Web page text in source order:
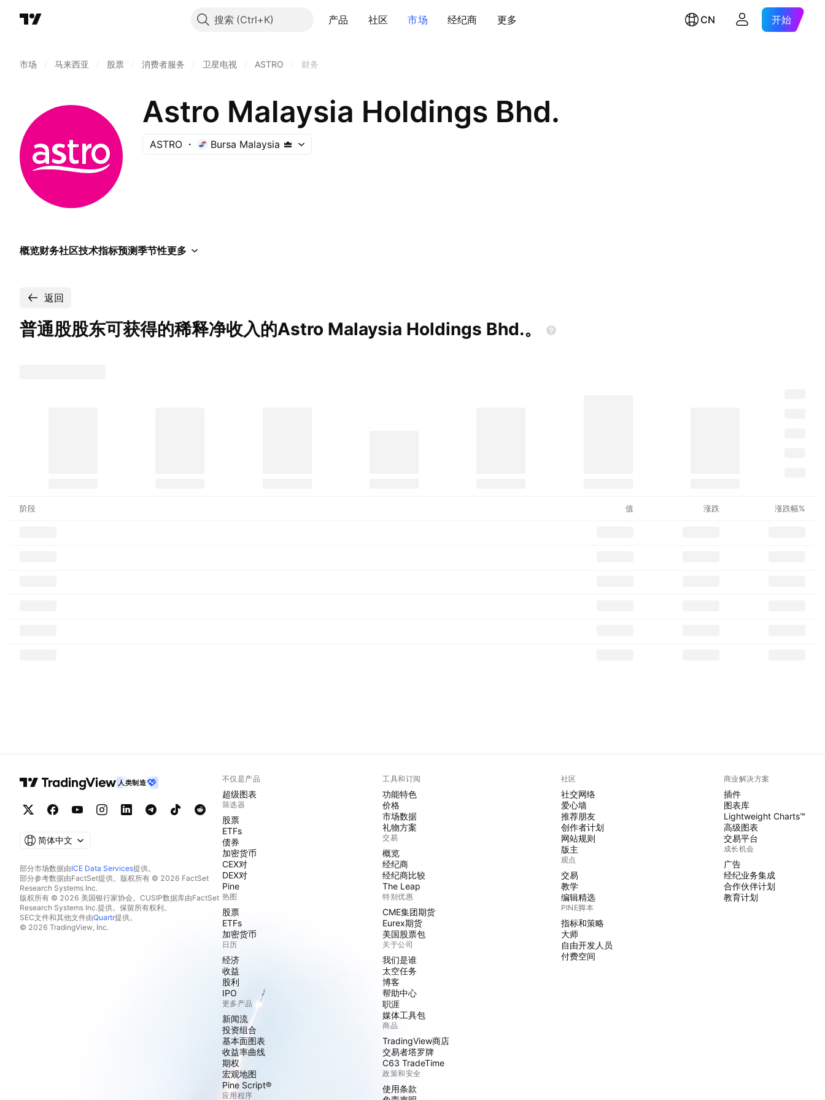
搜索 产品 社区 市场 经纪商 更多 CN 开始
市场 马来西亚 股票 消费者服务 卫星电视 ASTRO 财务
Astro Malaysia Holdings Bhd.
ASTRO Bursa Malaysia
概览财务社区技术指标预测季节性更多
返回
普通股股东可获得的稀释净收入的Astro Malaysia Holdings Bhd.。
阶段 值 涨跌 涨跌幅%
人类制造
简体中文
部分市场数据由ICE Data Services提供。
部分参考数据由FactSet提供。版权所有 © 2026 FactSet
Research Systems Inc.
版权所有 © 2026 美国银行家协会。CUSIP数据库由FactSet
Research Systems Inc.提供。保留所有权利。
SEC文件和其他文件由Quartr提供。
© 2026 TradingView, Inc.
不仅是产品
超级图表
筛选器
股票
ETFs
债券
加密货币
CEX对
DEX对
Pine
热图
股票
ETFs
加密货币
日历
经济
收益
股利
IPO
更多产品
新闻流
投资组合
基本面图表
收益率曲线
期权
宏观地图
Pine Script®
应用程序
工具和订阅
功能特色
价格
市场数据
礼物方案
交易
概览
经纪商
经纪商比较
The Leap
特别优惠
CME集团期货
Eurex期货
美国股票包
关于公司
我们是谁
太空任务
博客
帮助中心
职涯
媒体工具包
商品
TradingView商店
交易者塔罗牌
C63 TradeTime
政策和安全
使用条款
社区
社交网络
爱心墙
推荐朋友
创作者计划
网站规则
版主
观点
交易
教学
编辑精选
PINE脚本
指标和策略
大师
自由开发人员
付费空间
商业解决方案
插件
图表库
Lightweight Charts™
高级图表
交易平台
成长机会
广告
经纪业务集成
合作伙伴计划
教育计划